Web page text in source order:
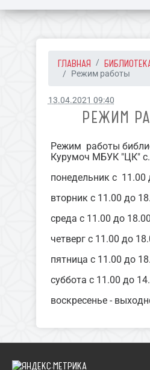
ГЛАВНАЯ
Режим работы
13.04.2021 09:40
РЕЖИМ
Режим работы
Курумоч МБУК "ЦК"
понедельник с 11.00
вторник с 11.00 до
среда с 11.00 до 18.00
четверг с 11.00 до
пятница с 11.00 до
суббота с 11.00 до
воскресенье -